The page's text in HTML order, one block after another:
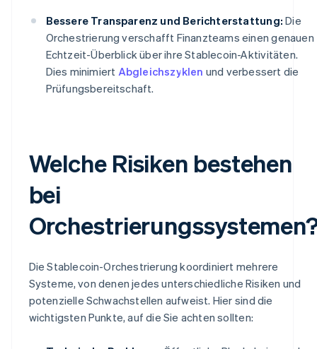
Bessere Transparenz und Berichterstattung: Die
Orchestrierung verschafft Finanzteams einen genauen
Echtzeit-Überblick über ihre Stablecoin-Aktivitäten.
Dies minimiert Abgleichszyklen und verbessert die
Prüfungsbereitschaft.
Welche Risiken bestehen
bei
Die Stablecoin-Orchestrierung koordiniert mehrere
Systeme, von denen jedes unterschiedliche Risiken und
potenzielle Schwachstellen aufweist. Hier sind die
wichtigsten Punkte, auf die Sie achten sollten: